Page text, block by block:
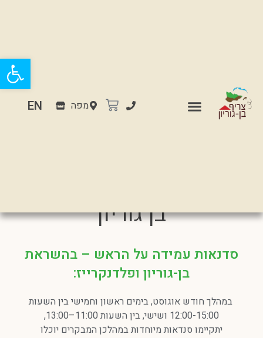
מפה EN
בן גוריון
סדנאות עמידה על הראש – בהשראת
בן-גוריון ופלדנקרייז:
במהלך חודש אוגוסט, בימים ראשון וחמישי בין השעות
12:00-15:00 ושישי, בין השעות 11:00–13:00,
יתקיימו סנדאות מיוחדות במהלכן המבקרים יוכלו